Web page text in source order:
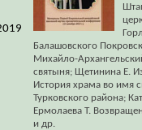
Балашовского
Михайло-
святыня; Щетинина Е.
История храма во имя
Турковского района;
Ермолаева Т.
и др.